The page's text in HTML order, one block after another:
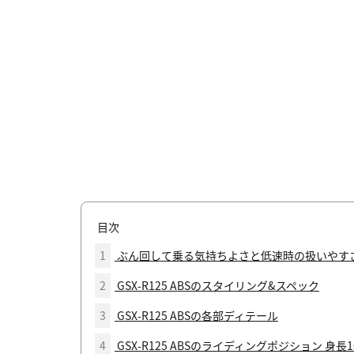
目次
1
ぶん回して乗る気持ちよさと低速時の扱いやす
2
GSX-R125 ABSのスタイリング&スペック
3
GSX-R125 ABSの各部ディテール
4
GSX-R125 ABSのライディングポジション 身